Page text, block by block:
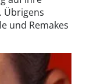
Übrigens
und Remakes